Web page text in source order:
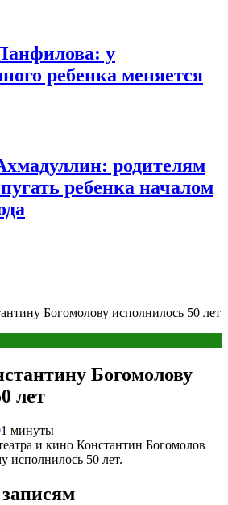
у
ребенка меняется
родителям
ребенка началом
Богомолову исполнилось 50 лет
Богомолову
лет
1 минуты
и кино Константин Богомолов
исполнилось 50 лет.